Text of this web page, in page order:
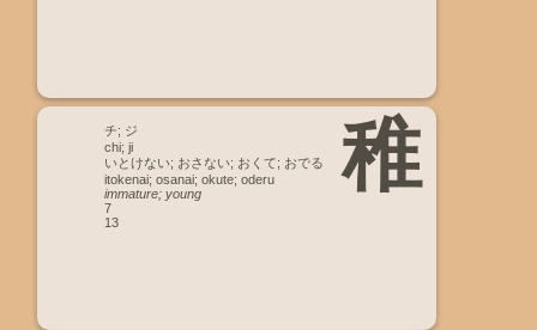
稚
チ; ジ
chi; ji
いとけない; おさない; おくて; おでる
itokenai; osanai; okute; oderu
immature; young
7
13